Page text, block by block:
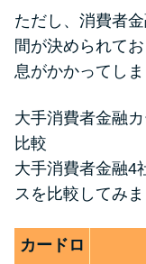
ただし、消費者
間が決められて
息がかかってし
大手消費者金融
比較
大手消費者金融4
スを比較してみま
カードロ